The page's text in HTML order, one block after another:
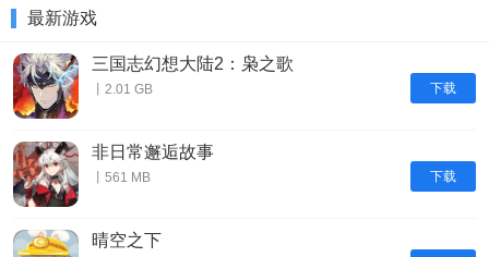
最新游戏
下载
三国志幻想大陆2：枭之歌
丨2.01 GB
下载
非日常邂逅故事
丨561 MB
晴空之下